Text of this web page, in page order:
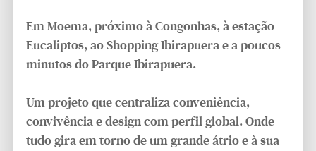
Em Moema, próximo à Congonhas, à estação
Eucaliptos, ao Shopping Ibirapuera e a poucos
minutos do Parque Ibirapuera.
Um projeto que centraliza conveniência,
convivência e design com perfil global. Onde
tudo gira em torno de um grande átrio e à sua